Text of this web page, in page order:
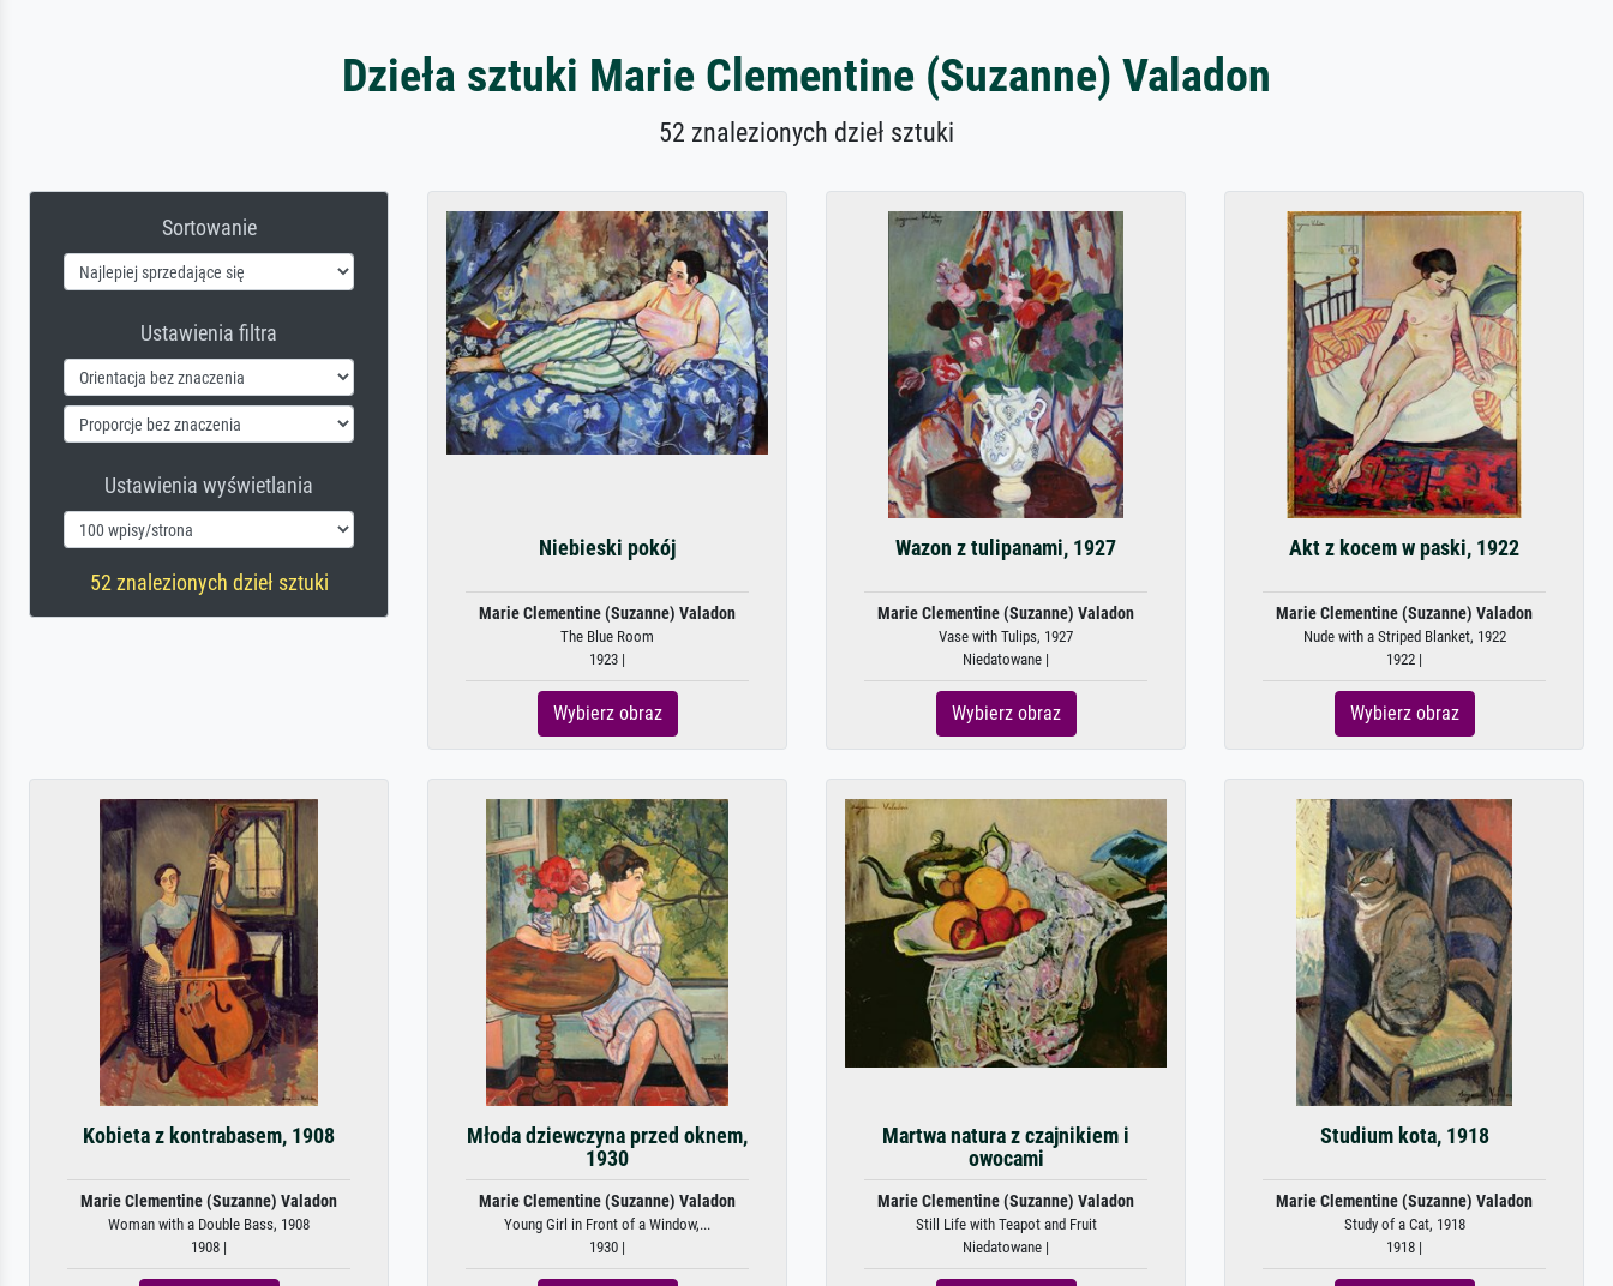
Dzieła sztuki Marie Clementine (Suzanne) Valadon
52 znalezionych dzieł sztuki
Sortowanie
Ustawienia filtra
Ustawienia wyświetlania
52 znalezionych dzieł sztuki
Niebieski pokój
Marie Clementine (Suzanne) Valadon
The Blue Room
1923 |
Wybierz obraz
Wazon z tulipanami, 1927
Marie Clementine (Suzanne) Valadon
Vase with Tulips, 1927
Niedatowane |
Wybierz obraz
Akt z kocem w paski, 1922
Marie Clementine (Suzanne) Valadon
Nude with a Striped Blanket, 1922
1922 |
Wybierz obraz
Kobieta z kontrabasem, 1908
Marie Clementine (Suzanne) Valadon
Woman with a Double Bass, 1908
1908 |
Młoda dziewczyna przed oknem,
1930
Marie Clementine (Suzanne) Valadon
Young Girl in Front of a Window,...
1930 |
Martwa natura z czajnikiem i
owocami
Marie Clementine (Suzanne) Valadon
Still Life with Teapot and Fruit
Niedatowane |
Studium kota, 1918
Marie Clementine (Suzanne) Valadon
Study of a Cat, 1918
1918 |